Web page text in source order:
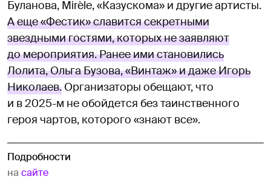
Буланова, Mirèle, «Казускома» и другие артисты.
А еще «Фестик» славится секретными
звездными гостями, которых не заявляют
до мероприятия. Ранее ими становились
Лолита, Ольга Бузова, «Винтаж» и даже Игорь
Николаев. Организаторы обещают, что
и в 2025-м не обойдется без таинственного
героя чартов, которого «знают все».
Подробности
на сайте